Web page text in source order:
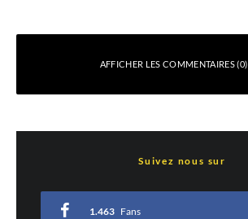
AFFICHER LES COMMENTAIRES (0)
*
Suivez nous sur
1.463 Fans